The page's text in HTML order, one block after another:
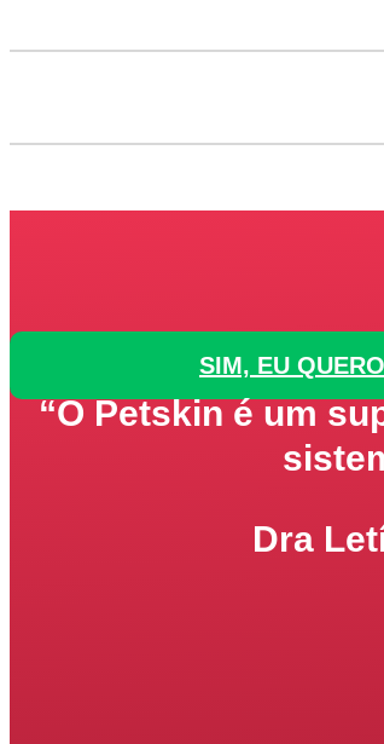
SIM, EU QUERO
“O Petskin é um
Dra